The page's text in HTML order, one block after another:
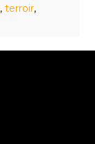
,terroir,